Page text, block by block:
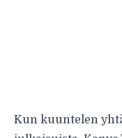
Kun kuuntelen